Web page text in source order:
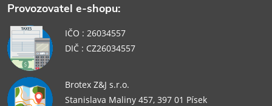
Provozovatel e-shopu:
IČO : 26034557
DIČ : CZ26034557
Brotex Z&J s.r.o.
Stanislava Maliny 457, 397 01 Písek